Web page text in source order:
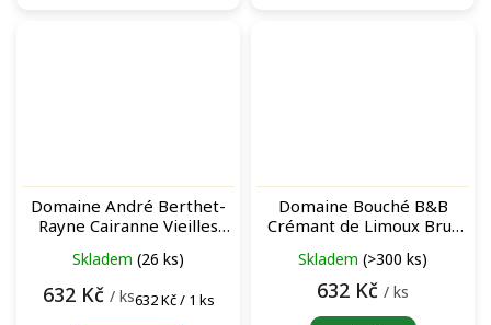
Domaine André Berthet-
Rayne Cairanne Vieilles
Skladem (26 ks)
632 Kč / ksMěrná
632 Kč / 1 ks
Domaine Bouché B&B
Crémant de Limoux Brut
Skladem (>300 ks)
632 Kč / ks